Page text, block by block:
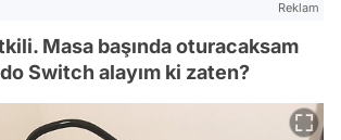
Reklam
Masa başında oturacaksam
Switch alayım ki zaten?